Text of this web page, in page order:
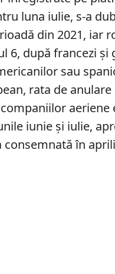
luna iulie, s-a
din 2021, iar
6, după francezi şi
sau
rata de anulare
aeriene
iunie şi iulie,
consemnată în